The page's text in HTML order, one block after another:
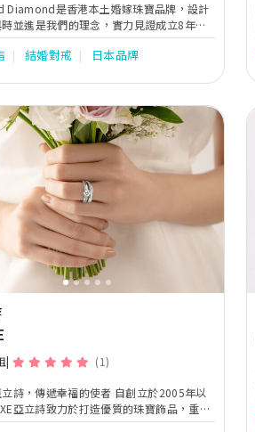
Diamond是香港本土婚嫁珠寶品牌，設計
並進是我們的理念，實力見證成立8年，
對新人打造屬於他們的故事，致力提供CP
美婚戒。
結婚對戒 日本品牌
(1)
立詩，傳遞幸福的使者 自創立於2005年以
亞立詩致力於打造優質的珠寶飾品，重視
透過鑽石紀念每個人生中優雅珍貴的時